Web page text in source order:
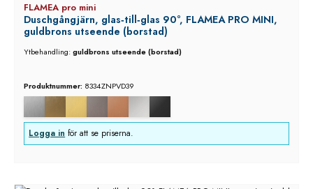
FLAMEA pro mini
Duschgångjärn, glas‑till‑glas 90°, FLAMEA PRO MINI,
guldbrons utseende (borstad)
Ytbehandling:guldbrons utseende (borstad)
Produktnummer: 8334ZNPVD39
Logga in för att se priserna.